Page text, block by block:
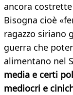
ancora
Bisogna cioè
ragazzo siriano
guerra che
alimentano nel
media e certi
mediocri e